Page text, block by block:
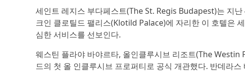
세인트 레지스 부다페스트(The St. Regis Budapest)는 지
크인 클로틸드 팰리스(Klotild Palace)에 자리한 이 호텔은
심한 서비스를 선보인다.
웨스틴 플라야 바야르타, 올인클루시브 리조트(The
드의 첫 올 인클루시브 프로퍼티로 공식 개관했다. 반데라